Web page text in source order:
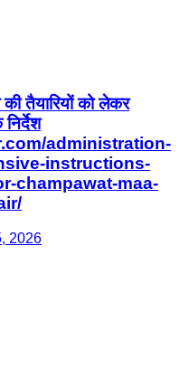
की तैयारियों को लेकर
administration-
instructions-
champawat-maa-
2026